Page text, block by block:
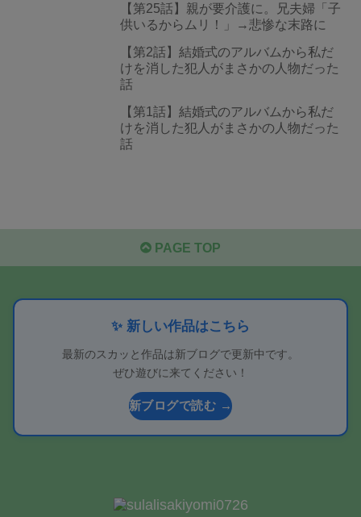
【第25話】親が要介護に。兄夫婦「子
供いるからムリ！」→悲惨な末路に
【第2話】結婚式のアルバムから私だ
けを消した犯人がまさかの人物だった
話
【第1話】結婚式のアルバムから私だ
けを消した犯人がまさかの人物だった
話
PAGE TOP
✨ 新しい作品はこちら
最新のスカッと作品は新ブログで更新中です。
ぜひ遊びに来てください！
新ブログで読む →